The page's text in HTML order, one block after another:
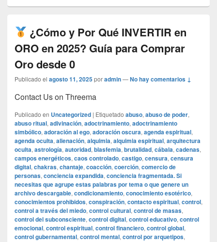
¿Cómo y Por Qué INVERTIR en
ORO en 2025? Guía para Comprar
Oro desde 0
Publicado el agosto 11, 2025poradmin—No hay comentarios ↓
Contact Us on Threema
Publicado en Uncategorized | Etiquetado abuso, abuso de poder,
abuso ritual, adivinación, adoctrinamiento, adoctrinamiento
simbólico, adoración al ego, adoración oscura, agenda espiritual,
agenda oculta, alienación, alquimia, alquimia espiritual, arquitectura
oculta, astrología, autoridad, blasfemia, brutalidad, cábala, cadenas,
campos energéticos, caos controlado, castigo, censura, censura
digital, chakras, chantaje, coacción, coerción, comercio de
personas, conciencia expandida, conciencia fragmentada. Si
necesitas que agrupe estas palabras por tema o que genere un
archivo descargable, condicionamiento, conocimiento esotérico,
conocimientos prohibidos, conspiración, contacto espiritual, control,
control a través del miedo, control cultural, control de masas,
control del subconsciente, control digital, control educativo, control
emocional, control espiritual, control financiero, control global,
control gubernamental, control mental, control por arquetipos,